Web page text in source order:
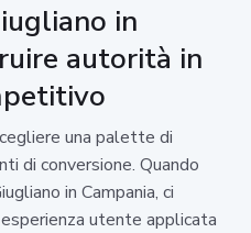
in
autorità in
una palette di
di conversione. Quando
in Campania, ci
utente applicata